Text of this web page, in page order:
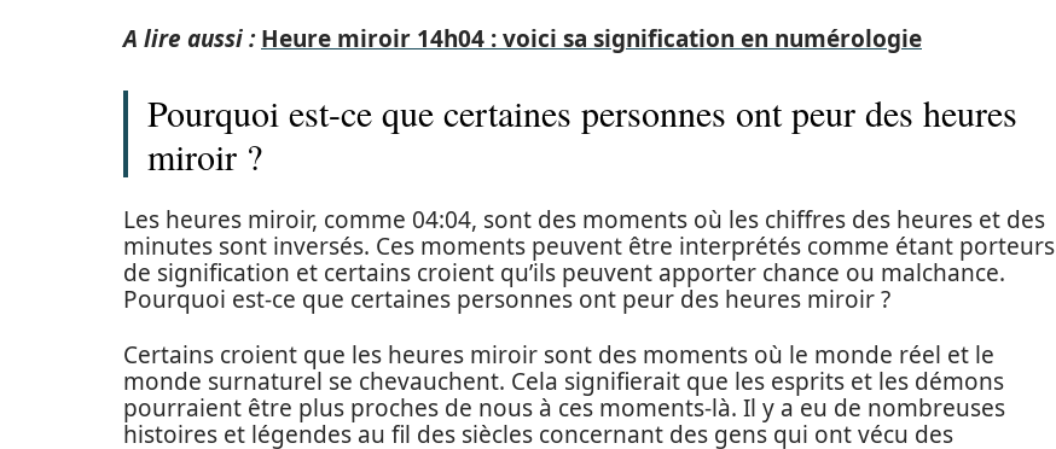
A lire aussi : Heure miroir 14h04 : voici sa signification en numérologie
Pourquoi est-ce que certaines personnes ont peur des heures
miroir ?
Les heures miroir, comme 04:04, sont des moments où les chiffres des heures et des
minutes sont inversés. Ces moments peuvent être interprétés comme étant porteurs
de signification et certains croient qu’ils peuvent apporter chance ou malchance.
Pourquoi est-ce que certaines personnes ont peur des heures miroir ?
Certains croient que les heures miroir sont des moments où le monde réel et le
monde surnaturel se chevauchent. Cela signifierait que les esprits et les démons
pourraient être plus proches de nous à ces moments-là. Il y a eu de nombreuses
histoires et légendes au fil des siècles concernant des gens qui ont vécu des